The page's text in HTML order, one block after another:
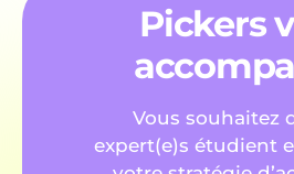
Pickers
Vous souhaitez
expert(e)s étudient